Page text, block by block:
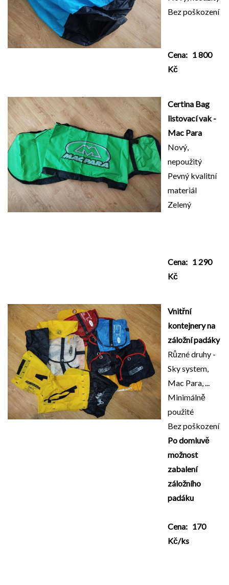
Bez poškození
Cena: 1 800
Kč
Certina Bag
listovací vak -
Mac Para
Nový,
nepoužitý
Pevný kvalitní
materiál
Zelený
Cena: 1 290
Kč
Vnitřní
kontejnery na
záložní padáky
Různé druhy -
Sky system,
Mac Para, ...
Minimálně
použité
Bez poškození
Po domluvě
možnost
zabalení
záložního
padáku
Cena: 170
Kč/ks